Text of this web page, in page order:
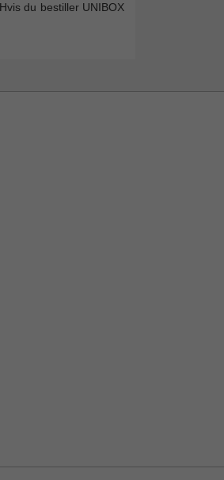
du bestiller UNIBOX